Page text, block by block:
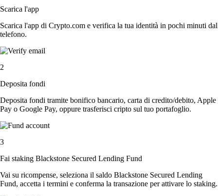
Scarica l'app
Scarica l'app di Crypto.com e verifica la tua identità in pochi minuti dal
telefono.
2
Deposita fondi
Deposita fondi tramite bonifico bancario, carta di credito/debito, Apple
Pay o Google Pay, oppure trasferisci cripto sul tuo portafoglio.
3
Fai staking Blackstone Secured Lending Fund
Vai su ricompense, seleziona il saldo Blackstone Secured Lending
Fund, accetta i termini e conferma la transazione per attivare lo staking.